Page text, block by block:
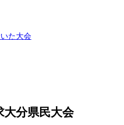
た大会
大分県民大会